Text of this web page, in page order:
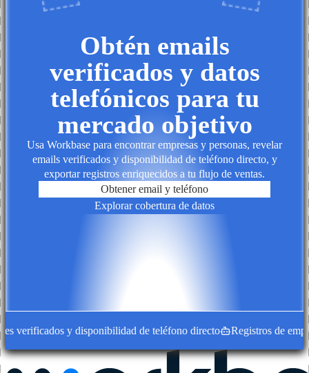
Obtén emails
verificados y datos
telefónicos para tu
mercado objetivo
Usa Workbase para encontrar empresas y personas, revelar
emails verificados y disponibilidad de teléfono directo, y
exportar registros enriquecidos a tu flujo de ventas.
Obtener email y teléfono
Explorar cobertura de datos
verificados y disponibilidad de teléfono directo Registros de